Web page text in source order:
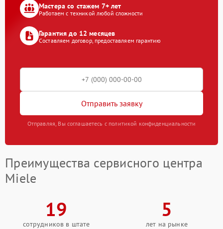
Мастера со стажем 7+ лет
Работаем с техникой любой сложности
Гарантия до 12 месяцев
Составляем договор, предоставляем гарантию
Отправить заявку
Отправляя, Вы соглашаетесь с политикой конфиденциальности
Преимущества сервисного центра
Miele
19
сотрудников в штате
5
лет на рынке